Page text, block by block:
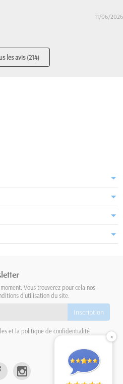
11/06/2026
les avis (214)
Vous trouverez pour cela nos
d'utilisation du site.
et la politique de confidentialité
×